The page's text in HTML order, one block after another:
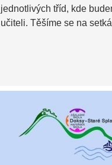
jednotlivých tříd, kde
učiteli. Těšíme se na